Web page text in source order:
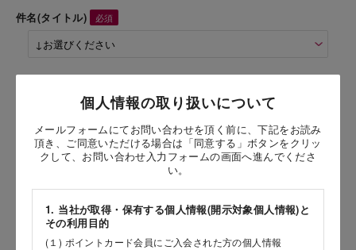
個人情報の取り扱いについて
メールフォームにてお問い合わせを頂く前に、下記をお読み
頂き、ご同意いただける場合は「同意する」ボタンをクリッ
クして、お問い合わせ入力フォームの画面へ進んでくださ
い。
1. 当社が取得・保有する個人情報(開示対象個人情報)と
その利用目的
(１) ポイントカード会員にご入会された方の個人情報
件名(タイトル)
お問い合わせ時氏名
［姓］
［名］
（全角で入力してください）